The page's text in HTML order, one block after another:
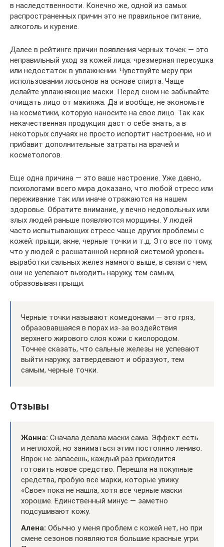
в наследственности. Конечно же, одной из самых
распространенных причин это не правильное питание,
алкоголь и курение.
Далее в рейтинге причин появления черных точек — это
неправильный уход за кожей лица: чрезмерная пересушка
или недостаток в увлажнении. Чувствуйте меру при
использовании лосьонов на основе спирта. Чаще
делайте увлажняющие маски. Перед сном не забывайте
очищать лицо от макияжа. Да и вообще, не экономьте
на косметики, которую наносите на свое лицо. Так как
некачественная продукция даст о себе знать, а в
некоторых случаях не просто испортит настроение, но и
прибавит дополнительные затраты на врачей и
косметологов.
Еще одна причина — это ваше настроение. Уже давно,
психологами всего мира доказано, что любой стресс или
переживание так или иначе отражаются на нашем
здоровье. Обратите внимание, у вечно недовольных или
злых людей раньше появляются морщины. У людей
часто испытывающих стресс чаще других проблемы с
кожей: прыщи, акне, черные точки и т.д. Это все по тому,
что у людей с расшатанной нервной системой уровень
выработки сальных желез намного выше, в связи с чем,
они не успевают выходить наружу, тем самым,
образовывая прыщи.
Черные точки называют комедонами — это гряз,
образовавшаяся в порах из-за воздействия
верхнего жирового слоя кожи с кислородом.
Точнее сказать, что сальные железы не успевают
выйти наружу, затвердевают и образуют, тем
самым, черные точки.
Отзывы
Жанна: Сначала делала маски сама. Эффект есть
и неплохой, но заниматься этим постоянно лениво.
Впрок не запасешь, каждый раз приходится
готовить новое средство. Перешла на покупные
средства, пробую все марки, которые увижу.
«Свое» пока не нашла, хотя все черные маски
хорошие. Единственный минус — заметно
подсушивают кожу.
Алена: Обычно у меня проблем с кожей нет, но при
смене сезонов появляются большие красные угри.